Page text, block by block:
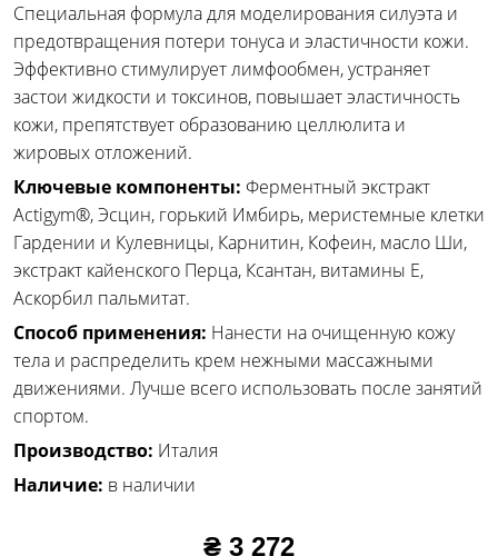
Специальная формула для моделирования силуэта и
предотвращения потери тонуса и эластичности кожи.
Эффективно стимулирует лимфообмен, устраняет
застои жидкости и токсинов, повышает эластичность
кожи, препятствует образованию целлюлита и
жировых отложений.
Ключевые компоненты: Ферментный экстракт
Actigym®, Эсцин, горький Имбирь, меристемные клетки
Гардении и Кулевницы, Карнитин, Кофеин, масло Ши,
экстракт кайенского Перца, Ксантан, витамины Е,
Аскорбил пальмитат.
Способ применения: Нанести на очищенную кожу
тела и распределить крем нежными массажными
движениями. Лучше всего использовать после занятий
спортом.
Производство: Италия
Наличие: в наличии
₴ 3 272